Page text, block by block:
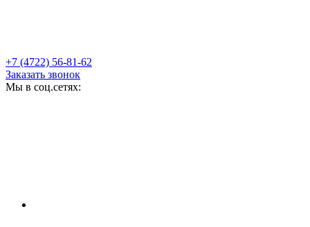
+7 (4722) 56-81-62
Заказать звонок
Мы в соц.сетях: